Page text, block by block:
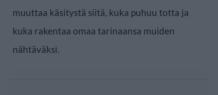
muuttaa käsitystä siitä, kuka puhuu totta ja
kuka rakentaa omaa tarinaansa muiden
nähtäväksi.